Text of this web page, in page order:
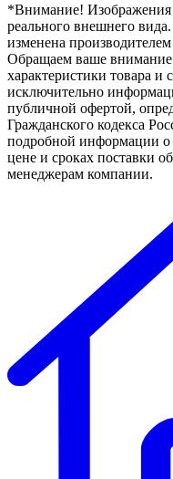
*Внимание! Изображения
реального внешнего
изменена
Обращаем ваше
характеристики товара и
исключительно
публичной офертой,
Гражданского кодекса
подробной информации о
цене и сроках поставки
менеджерам компании.